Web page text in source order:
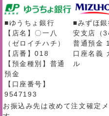
■ゆうちょ銀行
【店名】〇一八
（ゼロイチハチ）
【店番】018
【預金種別】普通
預金
【口座番号】
9547193
■みずほ
安支店（
普通預金
口座名義
ル
お振込み先は改めて注文確定